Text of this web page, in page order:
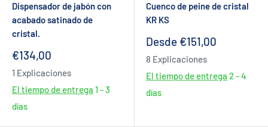
Dispensador de jabón con
acabado satinado de
cristal.
Precio
venta
€134,00
1 Explicaciones
El tiempo de entrega 1 - 3
días
Cuenco de peine de cristal
KR KS
Precio
venta
Desde €151,00
8 Explicaciones
El tiempo de entrega 2 - 4
días